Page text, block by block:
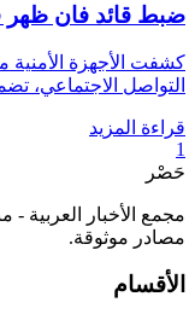
ضبط قائد فان ظهر
كشفت الأجهزة الأمنية
التواصل الاجتماعي،
قراءة المزيد
1
حَصْر
مجمع الأخبار العربية -
مصادر موثوقة.
الأقسام